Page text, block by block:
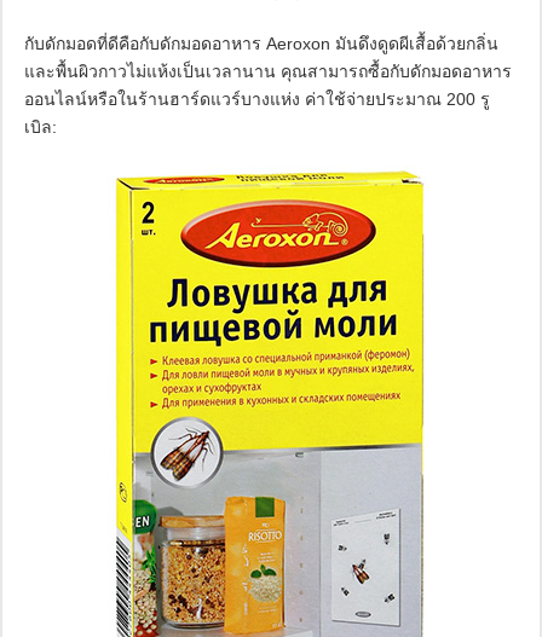
กับดักมอดที่ดีคือกับดักมอดอาหาร Aeroxon มันดึงดูดผีเสื้อด้วยกลิ่น
และพื้นผิวกาวไม่แห้งเป็นเวลานาน คุณสามารถซื้อกับดักมอดอาหาร
ออนไลน์หรือในร้านฮาร์ดแวร์บางแห่ง ค่าใช้จ่ายประมาณ 200 รู
เบิล: